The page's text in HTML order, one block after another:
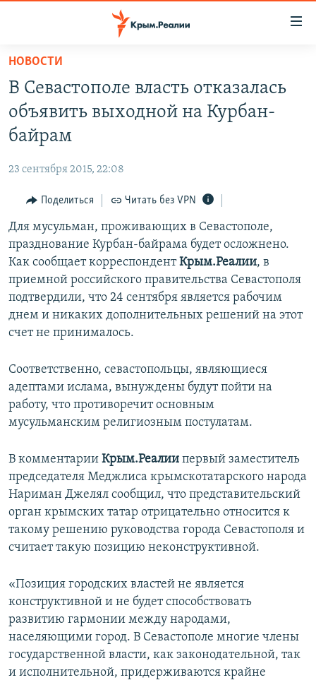
Вернуться
основному
содержанию
Вернутся
главной
навигации
Вернутся
поиску
СПЕЦПРОЕКТЫ
ГРУЗ 200
11 ЛЕТ ОККУПАЦИИ КРЫМА. 11 ИСТОРИЙ СОПРОТИВЛЕНИЯ
ВОДА
ЕЩЕ
ИНТЕРАКТИВ
ИНФОГРАФИКА
ТЕЛЕПРОЕКТ КРЫМ.РЕАЛИИ
СОВЕТЫ ПРАВОЗАЩИТНИКОВ
ПРОПАВШИЕ БЕЗ ВЕСТИ
ПОБЕДИТЕЛЕЙ НЕ СУДЯТ?
УКРАИНСКАЯ ПРОБЛЕМА КРЫМА
РАДІО СВОБОДА
КАК ОБОЙТИ БЛОКИРОВКУ
Українською
Qırımtatar
ПРИСОЕДИНЯЙТЕСЬ!
Все сайты RFE/RL
НОВОСТИ
В Севастополе власть отказалась
объявить выходной на Курбан-
байрам
23 сентября 2015, 22:08
Поделиться Читать без VPN
Для мусульман, проживающих в Севастополе,
празднование Курбан-байрама будет осложнено.
Как сообщает корреспондентКрым.Реалии, в
приемной российского правительства Севастополя
подтвердили, что 24 сентября является рабочим
днем и никаких дополнительных решений на этот
счет не принималось.
Соответственно, севастопольцы, являющиеся
адептами ислама, вынуждены будут пойти на
работу, что противоречит основным
мусульманским религиозным постулатам.
В комментарии Крым.Реалии первый заместитель
председателя Меджлиса крымскотатарского народа
Нариман Джелял сообщил, что представительский
орган крымских татар отрицательно относится к
такому решению руководства города Севастополя и
считает такую позицию неконструктивной.
«Позиция городских властей не является
конструктивной и не будет способствовать
развитию гармонии между народами,
населяющими город. В Севастополе многие члены
государственной власти, как законодательной, так
и исполнительной, придерживаются крайне